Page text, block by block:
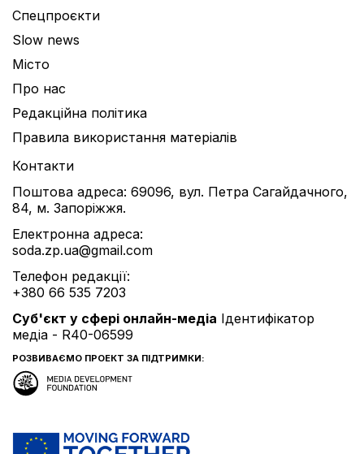
Спецпроєкти
Slow news
Місто
Про нас
Редакційна політика
Правила використання матеріалів
Контакти
Поштова адреса: 69096, вул. Петра Сагайдачного,
84, м. Запоріжжя.
Електронна адреса:
soda.zp.ua@gmail.com
Телефон редакції:
+380 66 535 7203
Cуб'єкт у сфері онлайн-медіа Ідентифікатор
медіа - R40-06599
РОЗВИВАЄМО ПРОЕКТ ЗА ПІДТРИМКИ: